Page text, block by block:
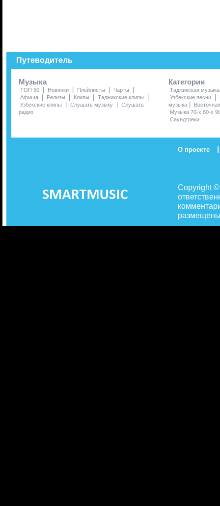
Путеводитель
Музыка
ТОП 50 | Новинки | Плейлисты | Чарты |
Афиша | Релизы | Клипы | Таджикские клипы |
Узбекские клипы | Слушать музыку | Слушать
радио
Категории
Таджикская музыка
Узбекские песни
|
музыка |
Музыка 70-х 80-х
Саундтреки
О проекте |
Copyright
размещены